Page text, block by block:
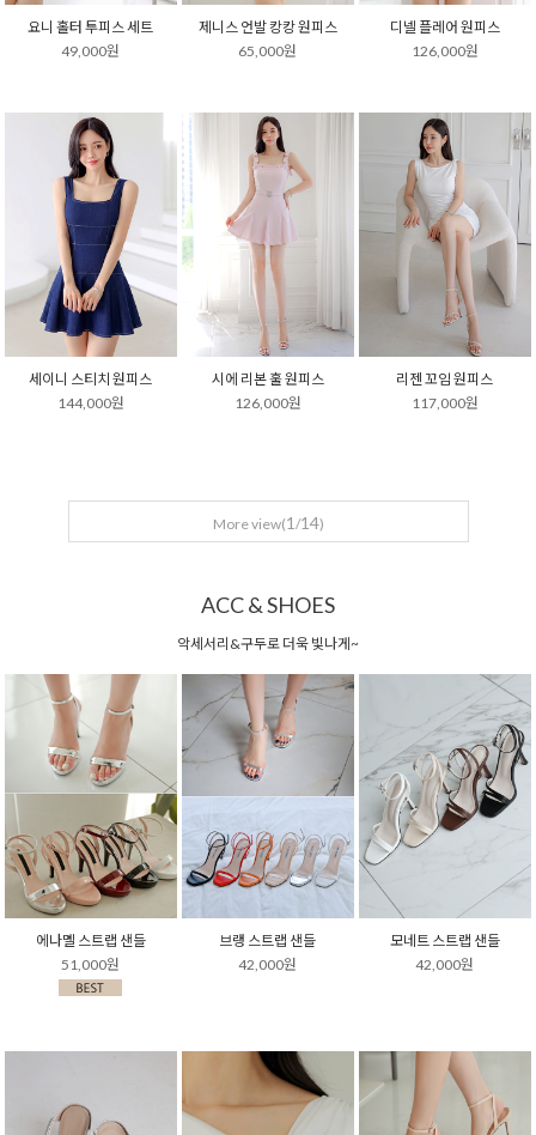
요니 홀터 투피스 세트
49,000원
제니스 언발 캉캉 원피스
65,000원
디넬 플레어 원피스
126,000원
세이니 스티치 원피스
144,000원
시에 리본 훌 원피스
126,000원
리젠 꼬임 원피스
117,000원
More view(1 /14)
ACC & SHOES
악세서리&구두로 더욱 빛나게~
에나멜 스트랩 샌들
51,000원
브랭 스트랩 샌들
42,000원
모네트 스트랩 샌들
42,000원